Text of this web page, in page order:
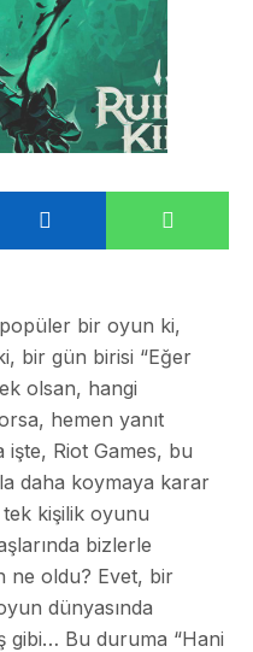
bir oyun ki,
bir gün birisi “Eğer
olsan, hangi
hemen yanıt
Riot Games, bu
daha koymaya karar
kişilik oyunu
bizlerle
ne oldu? Evet, bir
dünyasında
gibi… Bu duruma “Hani